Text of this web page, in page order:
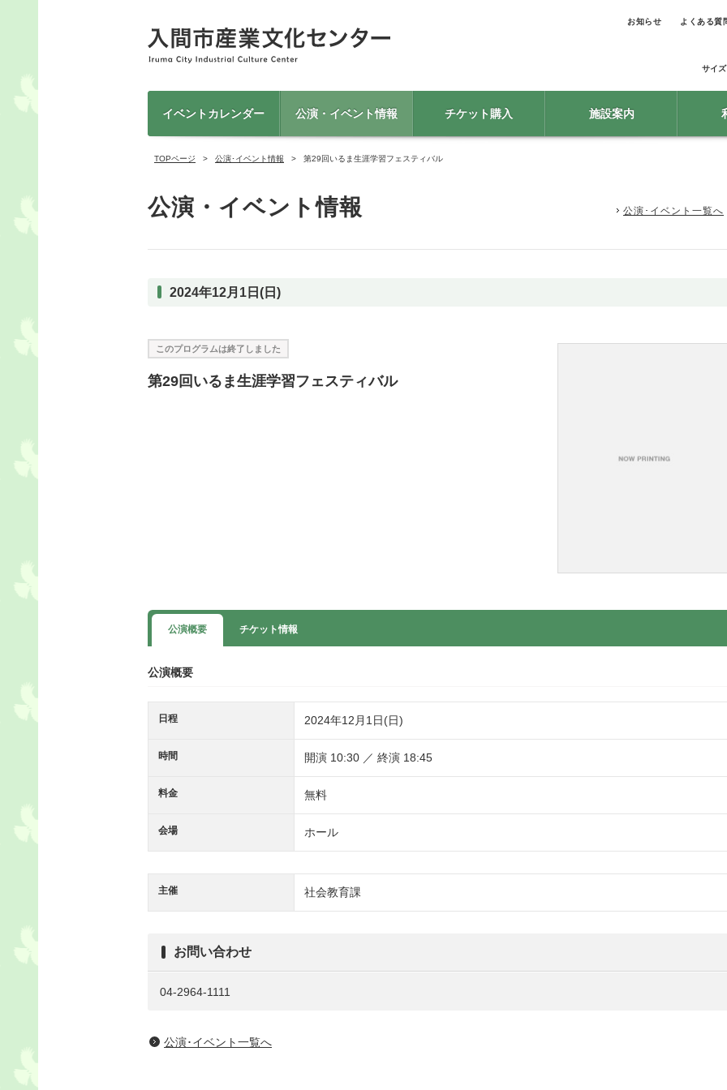
お知らせ よくある質
サイズ
イベントカレンダー 公演・イベント情報 チケット購入 施設案内
TOPページ 公演･イベント情報 第29回いるま生涯学習フェスティバル
公演・イベント情報 公演･イベント一覧へ
2024年12月1日(日)
このプログラムは終了しました
第29回いるま生涯学習フェスティバル
公演概要 チケット情報
公演概要
日程 2024年12月1日(日)
時間 開演 10:30 ／ 終演 18:45
料金 無料
会場 ホール
主催 社会教育課
お問い合わせ
04-2964-1111
公演･イベント一覧へ